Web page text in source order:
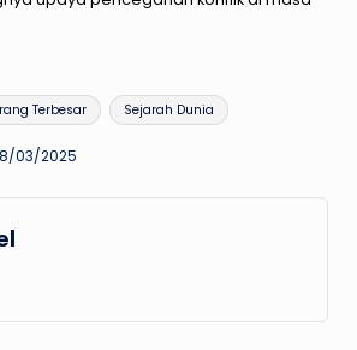
Terbesar Sejarah Dunia
03/2025